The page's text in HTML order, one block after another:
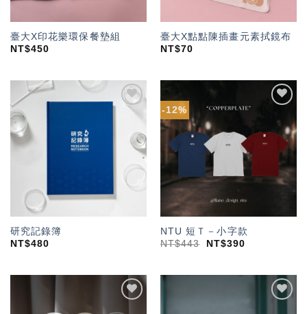
臺大X印花樂環保餐墊組
NT$450
臺大X點點陳插畫元素拭鏡布
NT$70
加入
望輕
單」
研究記錄簿
NT$480
-12%
「願
望輕
單」
NTU 短Ｔ－小字款
NT$443 NT$390